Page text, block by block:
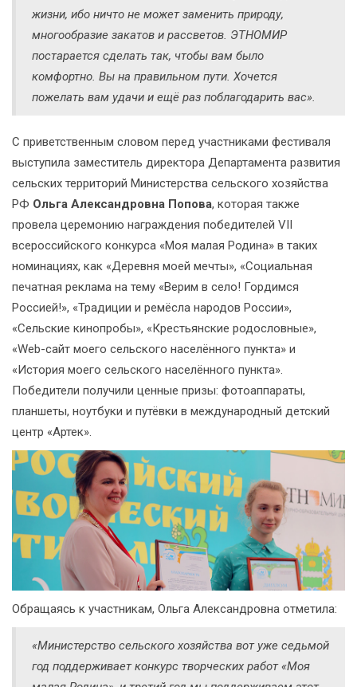
жизни, ибо ничто не может заменить природу,
многообразие закатов и рассветов. ЭТНОМИР
постарается сделать так, чтобы вам было
комфортно. Вы на правильном пути. Хочется
пожелать вам удачи и ещё раз поблагодарить вас».
С приветственным словом перед участниками фестиваля
выступила заместитель директора Департамента развития
сельских территорий Министерства сельского хозяйства
РФ Ольга Александровна Попова, которая также
провела церемонию награждения победителей VII
всероссийского конкурса «Моя малая Родина» в таких
номинациях, как «Деревня моей мечты», «Социальная
печатная реклама на тему «Верим в село! Гордимся
Россией!», «Традиции и ремёсла народов России»,
«Сельские кинопробы», «Крестьянские родословные»,
«Web-сайт моего сельского населённого пункта» и
«История моего сельского населённого пункта».
Победители получили ценные призы: фотоаппараты,
планшеты, ноутбуки и путёвки в международный детский
центр «Артек».
Обращаясь к участникам, Ольга Александровна отметила:
«Министерство сельского хозяйства вот уже седьмой
год поддерживает конкурс творческих работ «Моя